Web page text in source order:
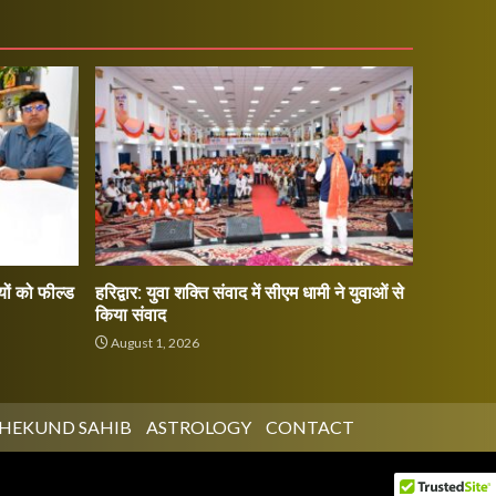
को फील्ड
हरिद्वार: युवा शक्ति संवाद में सीएम धामी ने युवाओं से
किया संवाद
August 1, 2026
SAHIB ASTROLOGY CONTACT